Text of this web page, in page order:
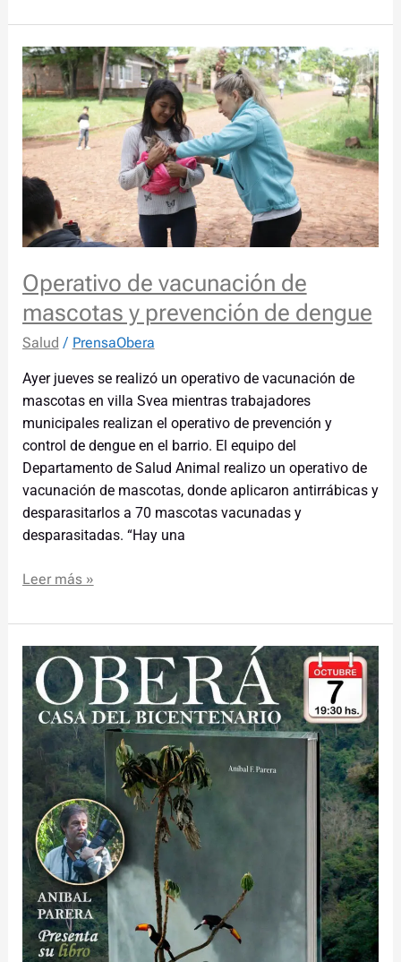
Operativo de vacunación de
mascotas y prevención de dengue
Salud / PrensaObera
Ayer jueves se realizó un operativo de vacunación de
mascotas en villa Svea mientras trabajadores
municipales realizan el operativo de prevención y
control de dengue en el barrio. El equipo del
Departamento de Salud Animal realizo un operativo de
vacunación de mascotas, donde aplicaron antirrábicas y
desparasitarlos a 70 mascotas vacunadas y
desparasitadas. “Hay una
Operativo
de
vacunación
de
mascotas
y
prevención
dengue
Leer más »
Presentan
la
obra
literaria:
“Misiones,
Tierra
Prometida”